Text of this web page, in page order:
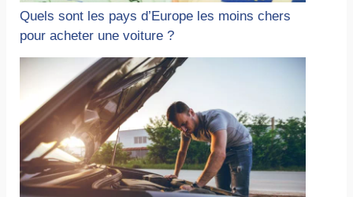
Quels sont les pays d’Europe les moins chers
pour acheter une voiture ?